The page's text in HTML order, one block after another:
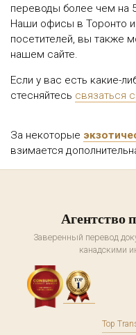
переводы более чем на
Наши офисы в Торонто
посетителей, вы также
нашем сайте.
Если у вас есть какие-
стесняйтесь связаться
За некоторые
взимается
Агентство
Заверенный перевод
канадскими
Top